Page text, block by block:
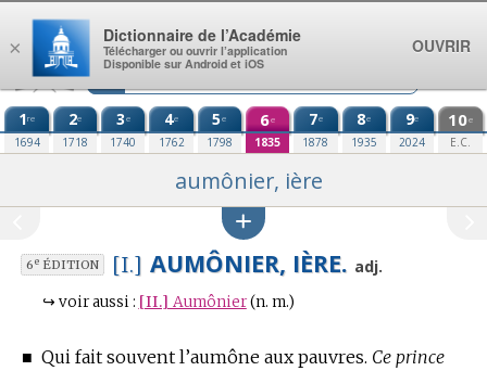
Aller au contenu
1re
1694
2e
1718
3e
1740
4e
1762
5e
1798
6e
1835
7e
1878
8e
1935
9e
2024
10e
E.C.
aumônier, ière
6eÉDITION [I.] AUMÔNIER, IÈRE. adj.
↪ voir aussi : [II.] Aumônier (n. m.)
■ Qui fait souvent l’aumône aux pauvres. Ce prince
×
Dictionnaire de l’Académie
Télécharger ou ouvrir l’application
Disponible sur Android et iOS
OUVRIR